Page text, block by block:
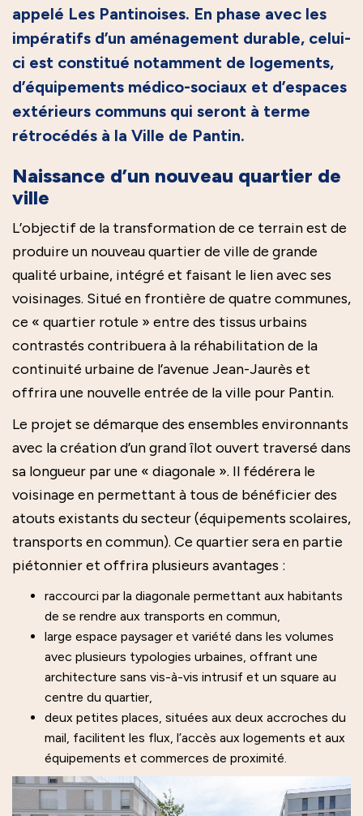
appelé Les Pantinoises. En phase avec les
impératifs d’un aménagement durable, celui-
ci est constitué notamment de logements,
d’équipements médico-sociaux et d’espaces
extérieurs communs qui seront à terme
rétrocédés à la Ville de Pantin.
Naissance d’un nouveau quartier de
ville
L’objectif de la transformation de ce terrain est de
produire un nouveau quartier de ville de grande
qualité urbaine, intégré et faisant le lien avec ses
voisinages. Situé en frontière de quatre communes,
ce « quartier rotule » entre des tissus urbains
contrastés contribuera à la réhabilitation de la
continuité urbaine de l’avenue Jean-Jaurès et
offrira une nouvelle entrée de la ville pour Pantin.
Le projet se démarque des ensembles environnants
avec la création d’un grand îlot ouvert traversé dans
sa longueur par une « diagonale ». Il fédérera le
voisinage en permettant à tous de bénéficier des
atouts existants du secteur (équipements scolaires,
transports en commun). Ce quartier sera en partie
piétonnier et offrira plusieurs avantages :
raccourci par la diagonale permettant aux habitants
de se rendre aux transports en commun,
large espace paysager et variété dans les volumes
avec plusieurs typologies urbaines, offrant une
architecture sans vis-à-vis intrusif et un square au
centre du quartier,
deux petites places, situées aux deux accroches du
mail, facilitent les flux, l’accès aux logements et aux
équipements et commerces de proximité.